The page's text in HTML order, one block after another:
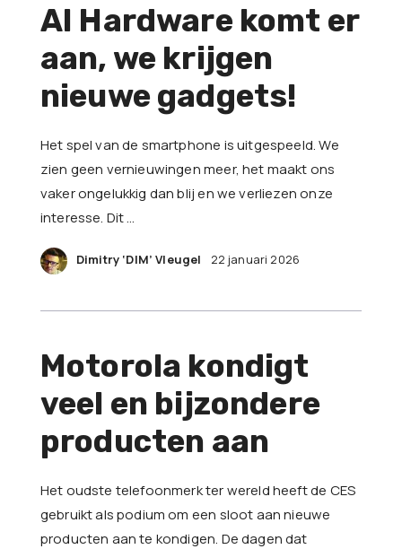
AI Hardware komt er
aan, we krijgen
nieuwe gadgets!
Het spel van de smartphone is uitgespeeld. We
zien geen vernieuwingen meer, het maakt ons
vaker ongelukkig dan blij en we verliezen onze
interesse. Dit …
Dimitry ‘DIM’ Vleugel 22 januari 2026
Motorola kondigt
veel en bijzondere
producten aan
Het oudste telefoonmerk ter wereld heeft de CES
gebruikt als podium om een sloot aan nieuwe
producten aan te kondigen. De dagen dat